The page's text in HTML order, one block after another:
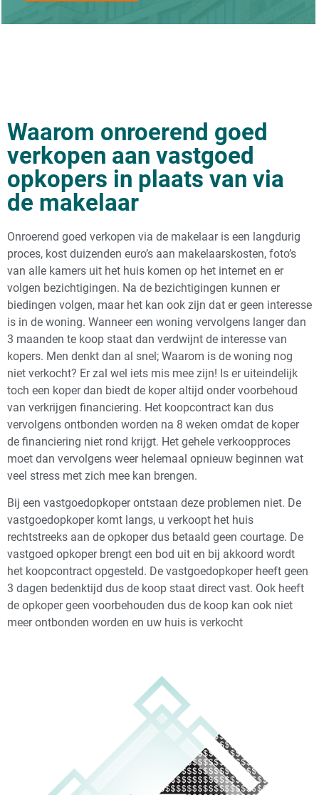
Waarom onroerend goed
verkopen aan vastgoed
opkopers in plaats van via
de makelaar
Onroerend goed verkopen via de makelaar is een langdurig
proces, kost duizenden euro’s aan makelaarskosten, foto’s
van alle kamers uit het huis komen op het internet en er
volgen bezichtigingen. Na de bezichtigingen kunnen er
biedingen volgen, maar het kan ook zijn dat er geen interesse
is in de woning. Wanneer een woning vervolgens langer dan
3 maanden te koop staat dan verdwijnt de interesse van
kopers. Men denkt dan al snel; Waarom is de woning nog
niet verkocht? Er zal wel iets mis mee zijn! Is er uiteindelijk
toch een koper dan biedt de koper altijd onder voorbehoud
van verkrijgen financiering. Het koopcontract kan dus
vervolgens ontbonden worden na 8 weken omdat de koper
de financiering niet rond krijgt. Het gehele verkoopproces
moet dan vervolgens weer helemaal opnieuw beginnen wat
veel stress met zich mee kan brengen.
Bij een vastgoedopkoper ontstaan deze problemen niet. De
vastgoedopkoper komt langs, u verkoopt het huis
rechtstreeks aan de opkoper dus betaald geen courtage. De
vastgoed opkoper brengt een bod uit en bij akkoord wordt
het koopcontract opgesteld. De vastgoedopkoper heeft geen
3 dagen bedenktijd dus de koop staat direct vast. Ook heeft
de opkoper geen voorbehouden dus de koop kan ook niet
meer ontbonden worden en uw huis is verkocht